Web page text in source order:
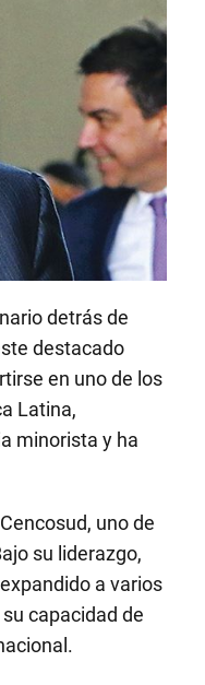
detrás de
destacado
en uno de los
Latina,
minorista y ha
uno de
su liderazgo,
a varios
capacidad de